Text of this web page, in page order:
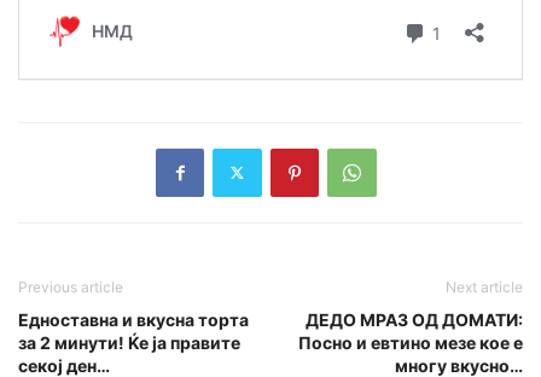
Previous article
Едноставна и вкусна торта
за 2 минути! Ќе ја правите
секој ден…
Next article
ДЕДО МРАЗ ОД ДОМАТИ:
Посно и евтино мезе кое е
многу вкусно…